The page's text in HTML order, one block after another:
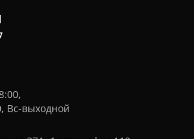
Вс-выходной